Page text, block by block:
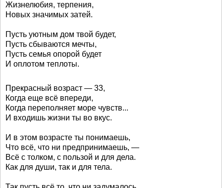
Жизнелюбия, терпения,
Новых значимых затей.
Пусть уютным дом твой будет,
Пусть сбываются мечты,
Пусть семья опорой будет
И оплотом теплоты.
Прекрасный возраст — 33,
Когда еще всё впереди,
Когда переполняет море чувств...
И входишь жизни ты во вкус.
И в этом возрасте ты понимаешь,
Что всё, что ни предпринимаешь, —
Всё с толком, с пользой и для дела.
Как для души, так и для тела.